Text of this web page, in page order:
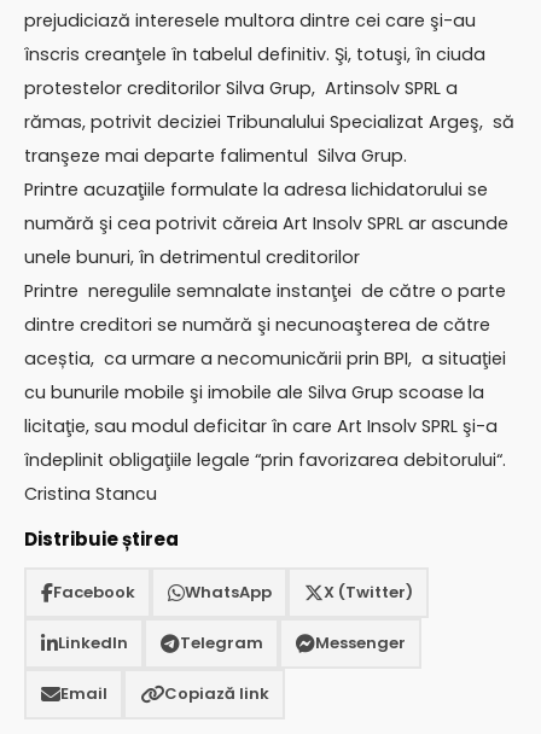
prejudiciază interesele multora dintre cei care şi-au
înscris creanţele în tabelul definitiv. Şi, totuşi, în ciuda
protestelor creditorilor Silva Grup, Artinsolv SPRL a
rămas, potrivit deciziei Tribunalului Specializat Argeş, să
tranşeze mai departe falimentul Silva Grup.
Printre acuzaţiile formulate la adresa lichidatorului se
numără şi cea potrivit căreia Art Insolv SPRL ar ascunde
unele bunuri, în detrimentul creditorilor
Printre neregulile semnalate instanţei de către o parte
dintre creditori se numără şi necunoaşterea de către
aceștia, ca urmare a necomunicării prin BPI, a situaţiei
cu bunurile mobile şi imobile ale Silva Grup scoase la
licitaţie, sau modul deficitar în care Art Insolv SPRL şi-a
îndeplinit obligaţiile legale “prin favorizarea debitorului“.
Cristina Stancu
Distribuie știrea
Facebook WhatsApp X (Twitter)
LinkedIn Telegram Messenger
Email Copiază link